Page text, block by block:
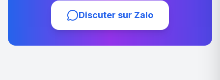
Discuter sur Zalo